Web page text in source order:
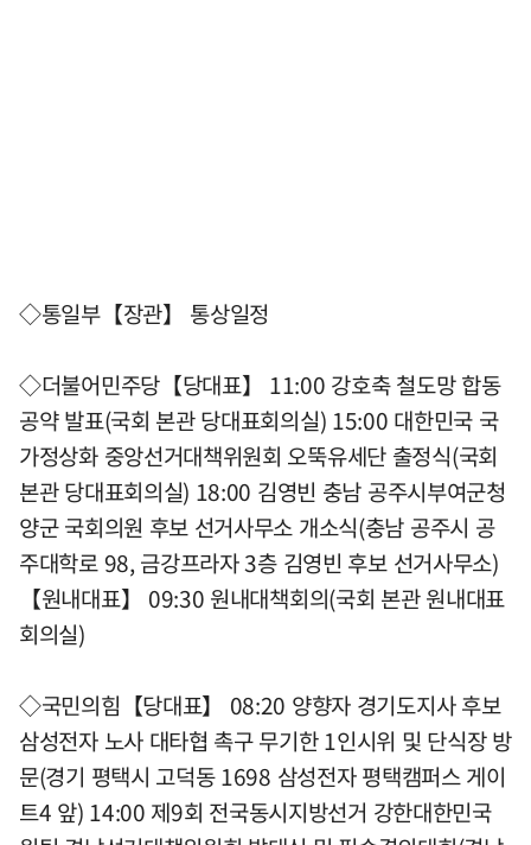
◇통일부【장관】 통상일정
◇더불어민주당【당대표】 11:00 강호축 철도망 합동
공약 발표(국회 본관 당대표회의실) 15:00 대한민국 국
가정상화 중앙선거대책위원회 오뚝유세단 출정식(국회
본관 당대표회의실) 18:00 김영빈 충남 공주시부여군청
양군 국회의원 후보 선거사무소 개소식(충남 공주시 공
주대학로 98, 금강프라자 3층 김영빈 후보 선거사무소)
【원내대표】 09:30 원내대책회의(국회 본관 원내대표
회의실)
◇국민의힘【당대표】 08:20 양향자 경기도지사 후보
삼성전자 노사 대타협 촉구 무기한 1인시위 및 단식장 방
문(경기 평택시 고덕동 1698 삼성전자 평택캠퍼스 게이
트4 앞) 14:00 제9회 전국동시지방선거 강한대한민국